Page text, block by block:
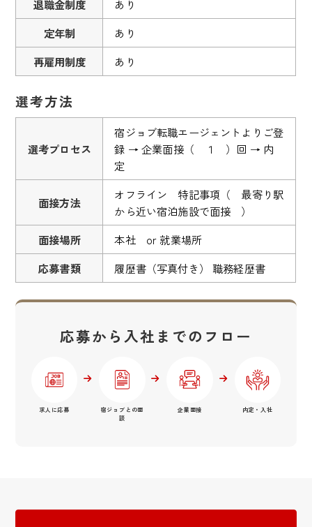
退職金制度
あり
定年制
あり
再雇用制度
あり
選考方法
選考プロセス
宿ジョブ転職エージェントよりご登
録 → 企業面接（ １ ）回 → 内
定
面接方法
オフライン 特記事項（ 最寄り駅
から近い宿泊施設で面接 ）
面接場所
本社 or 就業場所
応募書類
履歴書（写真付き） 職務経歴書
応募から入社までのフロー
求人に応募
宿ジョブとの面
談
企業面接 内定・入社